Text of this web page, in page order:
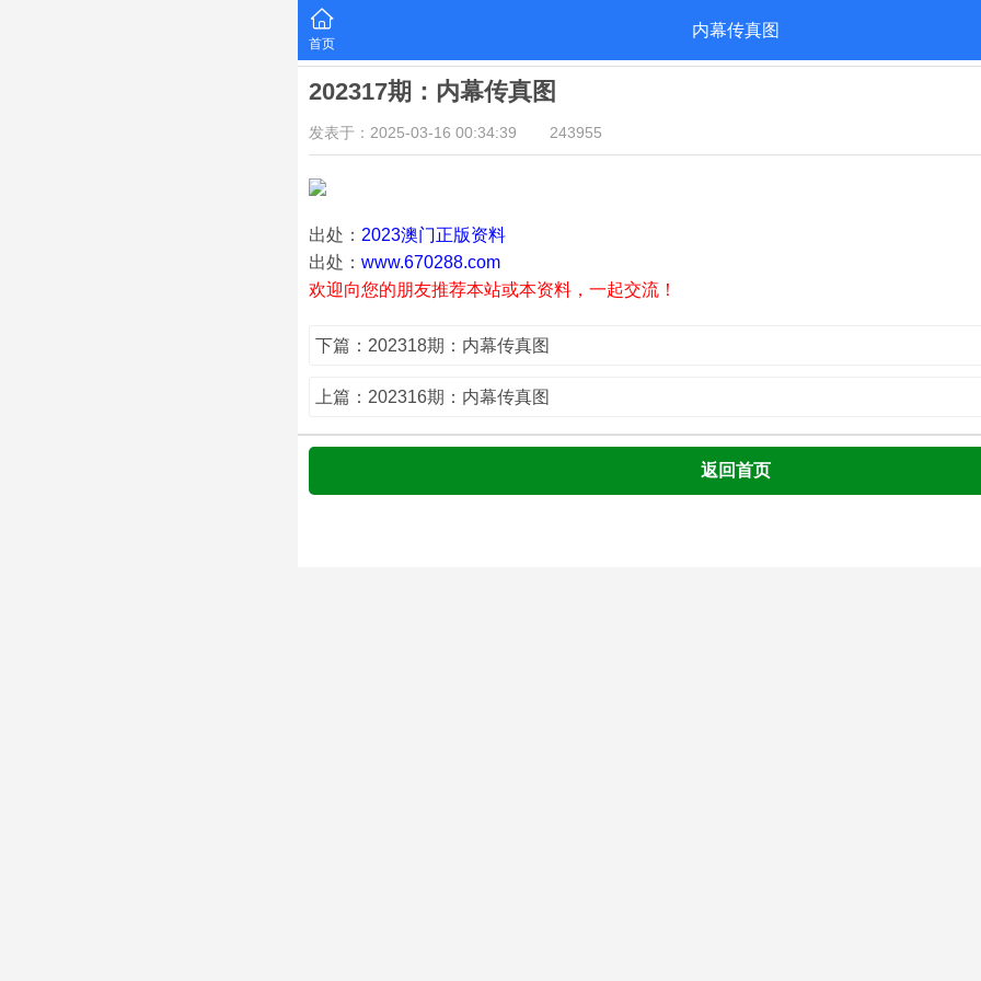
首页
内幕传真图
202317期：内幕传真图
发表于：2025-03-16 00:34:39 243955
出处： 2023澳门正版资料
出处： www.670288.com
欢迎向您的朋友推荐本站或本资料，一起交流！
下篇：202318期：内幕传真图
上篇：202316期：内幕传真图
返回首页